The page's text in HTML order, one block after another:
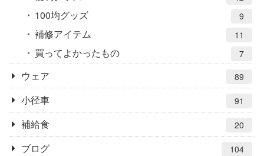
100均グッズ 9
補修アイテム 11
買ってよかったもの 7
ウェア 89
小径車 91
補給食 20
ブログ 104